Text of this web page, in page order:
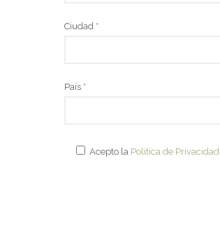
Ciudad *
País *
Acepto la Política de Privacidad